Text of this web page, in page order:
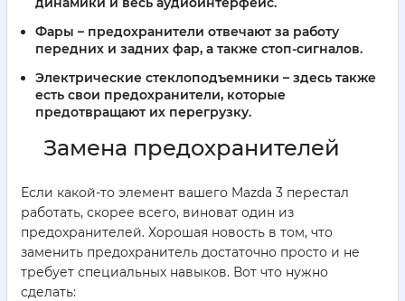
Фары – предохранители отвечают за работу
передних и задних фар, а также стоп-сигналов.
Электрические стеклоподъемники – здесь также
есть свои предохранители, которые
предотвращают их перегрузку.
Замена предохранителей
Если какой-то элемент вашего Mazda 3 перестал
работать, скорее всего, виноват один из
предохранителей. Хорошая новость в том, что
заменить предохранитель достаточно просто и не
требует специальных навыков. Вот что нужно
сделать: